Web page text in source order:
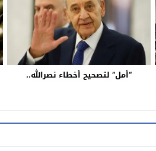
“أمل” لتصحيح أخطاء نصرالله..